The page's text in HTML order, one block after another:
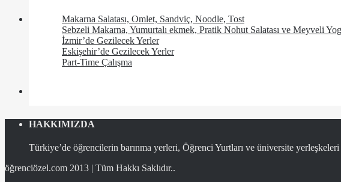
Makarna Salatası, Omlet, Sandviç, Noodle, Tost
Sebzeli Makarna, Yumurtalı ekmek, Pratik Nohut Salatası ve Meyveli
İzmir’de Gezilecek Yerler
Eskişehir’de Gezilecek Yerler
Part-Time Çalışma
HAKKIMIZDA
Türkiye’de öğrencilerin barınma yerleri, Öğrenci Yurtları ve üniversite
öğrenciözel.com 2013 | Tüm Hakkı Saklıdır..